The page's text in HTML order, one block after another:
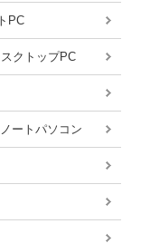
PC
クトップPC
ートパソコン